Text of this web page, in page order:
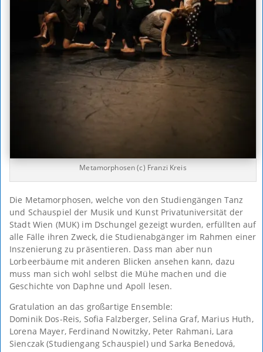
Metamorphosen (c) Franzi Kreis
Die Metamorphosen, welche von den Studiengängen Tanz
und Schauspiel der Musik und Kunst Privatuniversität der
Stadt Wien (MUK) im Dschungel gezeigt wurden, erfüllten auf
alle Fälle ihren Zweck, die Studienabgänger im Rahmen einer
Inszenierung zu präsentieren. Dass man aber nun
Lorbeerbäume mit anderen Blicken ansehen kann, dazu
muss man sich wohl selbst die Mühe machen und die
Geschichte von Daphne und Apoll lesen.
Gratulation an das großartige Ensemble:
Dominik Dos-Reis, Sofia Falzberger, Selina Graf, Marius Huth,
Lorena Mayer, Ferdinand Nowitzky, Peter Rahmani, Lara
Sienczak (Studiengang Schauspiel) und Sarka Benedová,